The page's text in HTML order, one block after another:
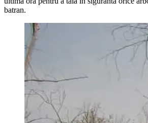
batran.